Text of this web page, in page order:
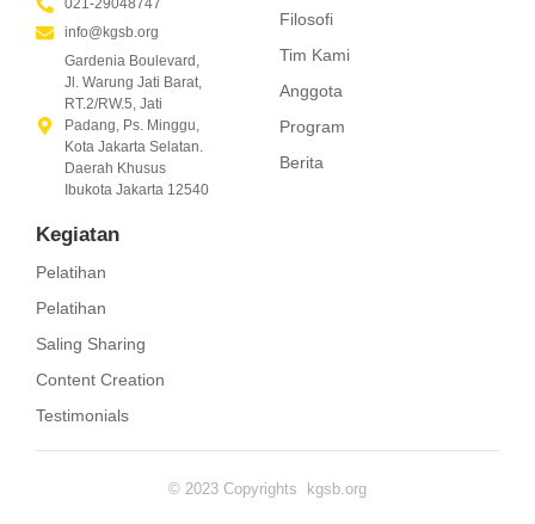
021-29048747
info@kgsb.org
Gardenia Boulevard,
Jl. Warung Jati Barat,
RT.2/RW.5, Jati
Padang, Ps. Minggu,
Kota Jakarta Selatan.
Daerah Khusus
Ibukota Jakarta 12540
Filosofi
Tim Kami
Anggota
Program
Berita
Kegiatan
Pelatihan
Pelatihan
Saling Sharing
Content Creation
Testimonials
© 2023 Copyrights kgsb.org